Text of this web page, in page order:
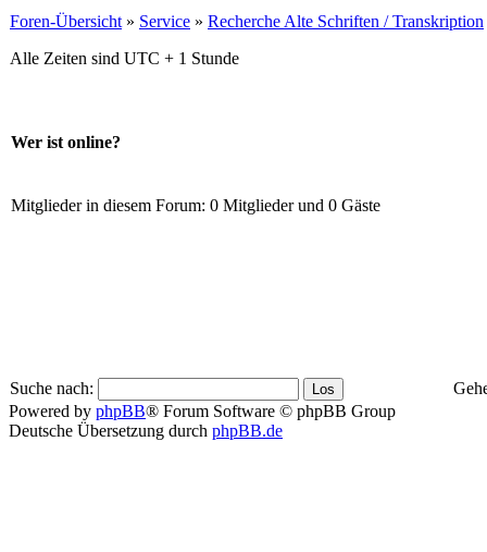
Foren-Übersicht » Service » Recherche Alte Schriften / Transkription
Alle Zeiten sind UTC + 1 Stunde
Wer ist online?
Mitglieder in diesem Forum: 0 Mitglieder und 0 Gäste
Suche nach:
Powered by phpBB® Forum Software © phpBB Group
Deutsche Übersetzung durch phpBB.de